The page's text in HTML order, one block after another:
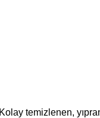
temizlenen,